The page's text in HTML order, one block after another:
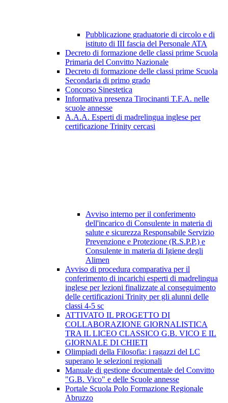
Pubblicazione graduatorie di circolo e di
istituto di III fascia del Personale ATA
Decreto di formazione delle classi prime Scuola
Primaria del Convitto Nazionale
Decreto di formazione delle classi prime Scuola
Secondaria di primo grado
Concorso Sinestetica
Informativa presenza Tirocinanti T.F.A. nelle
scuole annesse
A.A.A. Esperti di madrelingua inglese per
certificazione Trinity cercasi
Avviso interno per il conferimento
dell'incarico di Consulente in materia di
salute e sicurezza Responsabile Servizio
Prevenzione e Protezione (R.S.P.P.) e
Consulente in materia di Igiene degli
Alimen
Avviso di procedura comparativa per il
conferimento di incarichi esperti di madrelingua
inglese per lezioni finalizzate al conseguimento
delle certificazioni Trinity per gli alunni delle
classi 4-5 sc
ATTIVATO IL PROGETTO DI
COLLABORAZIONE GIORNALISTICA
TRA IL LICEO CLASSICO G.B. VICO E IL
GIORNALE DI CHIETI
Olimpiadi della Filosofia: i ragazzi del LC
superano le selezioni regionali
Manuale di gestione documentale del Convitto
"G.B. Vico" e delle Scuole annesse
Portale Scuola Polo Formazione Regionale
Abruzzo